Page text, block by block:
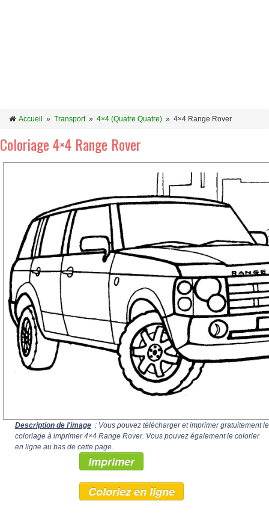
Accueil » Transport» 4×4 (Quatre Quatre) » 4×4 Range Rover
Coloriage 4×4 Range Rover
Description de l'image : Vous pouvez télécharger et imprimer gratuitement le
coloriage à imprimer 4×4 Range Rover. Vous pouvez également le colorier
en ligne au bas de cette page.
Imprimer
Coloriez en ligne